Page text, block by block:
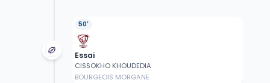
50'
Essai
CISSOKHO KHOUDEDIA
BOURGEOIS MORGANE